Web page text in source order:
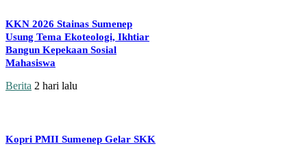
KKN 2026 Stainas Sumenep
Usung Tema Ekoteologi, Ikhtiar
Bangun Kepekaan Sosial
Mahasiswa
Berita 2 hari lalu
Kopri PMII Sumenep Gelar SKK